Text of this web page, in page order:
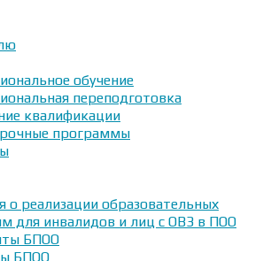
обучение
переподготовка
квалификации
программы
о реализации образовательных
для инвалидов и лиц с ОВЗ в ПОО
БПОО
БПОО